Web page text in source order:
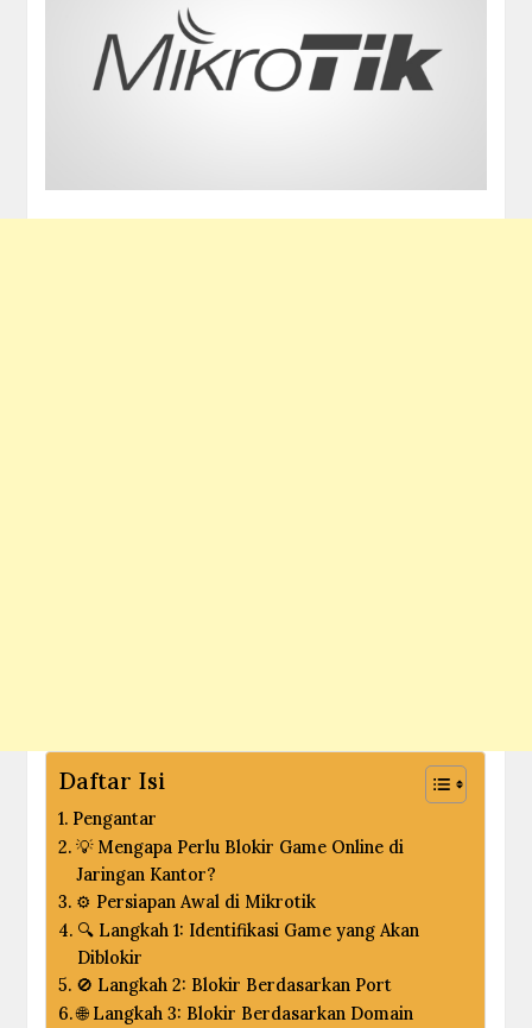
Daftar Isi
Pengantar
💡 Mengapa Perlu Blokir Game Online di
Jaringan Kantor?
⚙️ Persiapan Awal di Mikrotik
🔍 Langkah 1: Identifikasi Game yang Akan
Diblokir
🚫 Langkah 2: Blokir Berdasarkan Port
🌐 Langkah 3: Blokir Berdasarkan Domain